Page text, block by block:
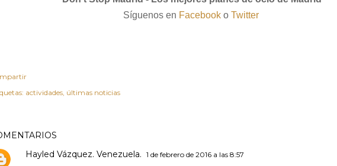
Síguenos en Facebooko Twitter
actividades últimas noticias
Hayled Vázquez. Venezuela. 1 de febrero de 2016 a las 8:57